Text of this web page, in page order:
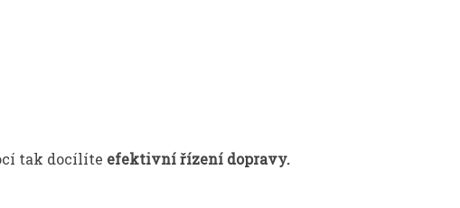
tak docílíte efektivní řízení dopravy.